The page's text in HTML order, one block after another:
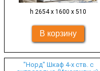
h 2654 х 1600 х 510
"Норд" Шкаф 4-х ств. с